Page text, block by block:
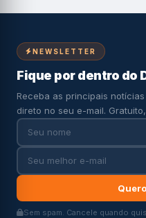
NEWSLETTER
Fique por dentro do
Receba as principais
direto no seu e-mail.
Sem spam. Cancele quando